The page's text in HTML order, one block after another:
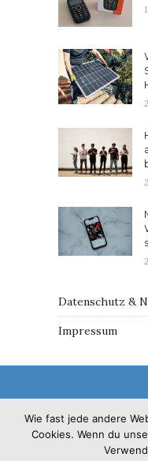
Datenschutz &
Impressum
© 2017 - Solo
Wie fast jede andere
Cookies. Wenn du